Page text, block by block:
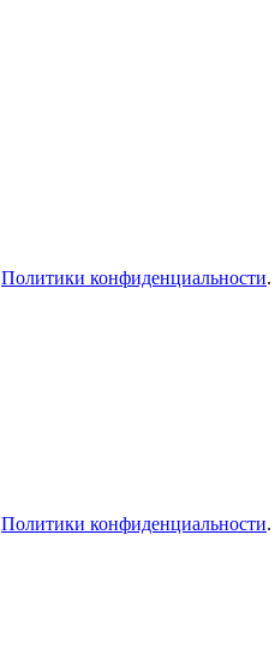
Политики конфиденциальности.
Политики конфиденциальности.